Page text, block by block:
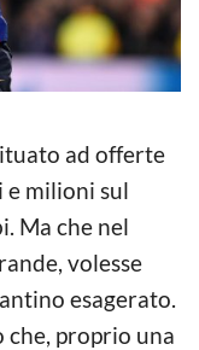
ad offerte
milioni sul
Ma che nel
volesse
esagerato.
proprio una